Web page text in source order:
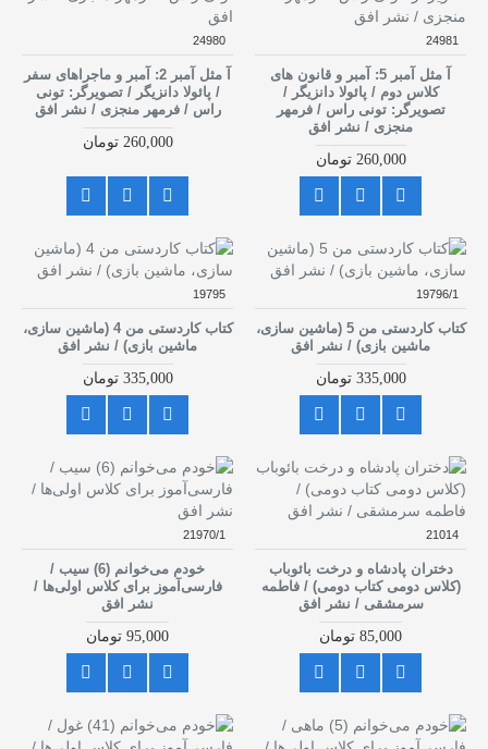
24981
آ مثل آمبر 5: آمبر و قانون های
کلاس دوم / پائولا دانزیگر /
تصویرگر: تونی راس / فرمهر
منجزی / نشر افق
260,000 تومان
24980
آ مثل آمبر 2: آمبر و ماجراهای سفر
/ پائولا دانزیگر / تصویرگر: تونی
راس / فرمهر منجزی / نشر افق
260,000 تومان
19796/1
کتاب کاردستی من 5 (ماشین سازی،
ماشین بازی) / نشر افق
335,000 تومان
19795
کتاب کاردستی من 4 (ماشین سازی،
ماشین بازی) / نشر افق
335,000 تومان
21014
دختران پادشاه و درخت بائوباب
(کلاس دومی کتاب دومی) / فاطمه
سرمشقی / نشر افق
85,000 تومان
21970/1
خودم می‌خوانم (6) سیب /
فارسی‌آموز برای کلاس اولی‌ها /
نشر افق
95,000 تومان